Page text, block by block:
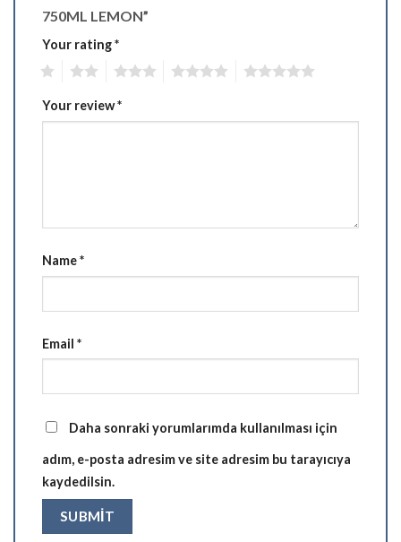
750ML LEMON”
Your rating*
Your review*
Name*
Email *
Daha sonraki yorumlarımda kullanılması için
adım, e-posta adresim ve site adresim bu tarayıcıya
kaydedilsin.